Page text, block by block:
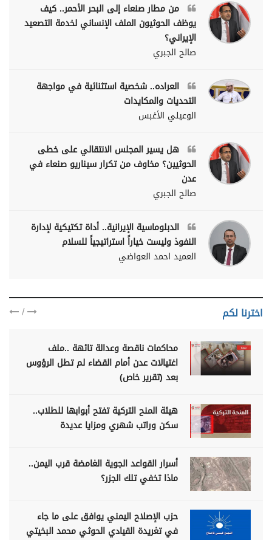
من مطار صنعاء إلى البحر الأحمر.. كيف
يوظف الحوثيون الملف الإنساني لخدمة التصعيد
الإيراني؟
صالح الجبري
العراده.. شخصية استثنائية في مواجهة
التحديات والمكايدات
الوعيلي الأغبس
هل يسير المجلس الانتقالي على خطى
الحوثيين؟ مخاوف من تكرار سيناريو صنعاء في
عدن
صالح الجبري
الدبلوماسية الإيرانية.. أداة تكتيكية لإدارة
النفوذ وليست خياراً استراتيجياً للسلام
العميد احمد العواضي
اخترنا لكم /
محاكمات ناقصة وعدالة تائهة ..ملف
اغتيالات عدن أمام القضاء لم تطل الرؤوس
بعد (تقرير خاص)
هيئة المنح التركية تفتح أبوابها للطلاب..
سكن وراتب شهري ومزايا عديدة
أسرار القواعد الجوية الغامضة قرب اليمن..
ماذا تخفي تلك الجزر؟
حزب الإصلاح اليمني يوافق على ما جاء
في تغريدة القيادي الحوثي محمد البخيتي